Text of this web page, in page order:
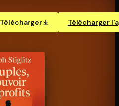
Télécharger Télécharger